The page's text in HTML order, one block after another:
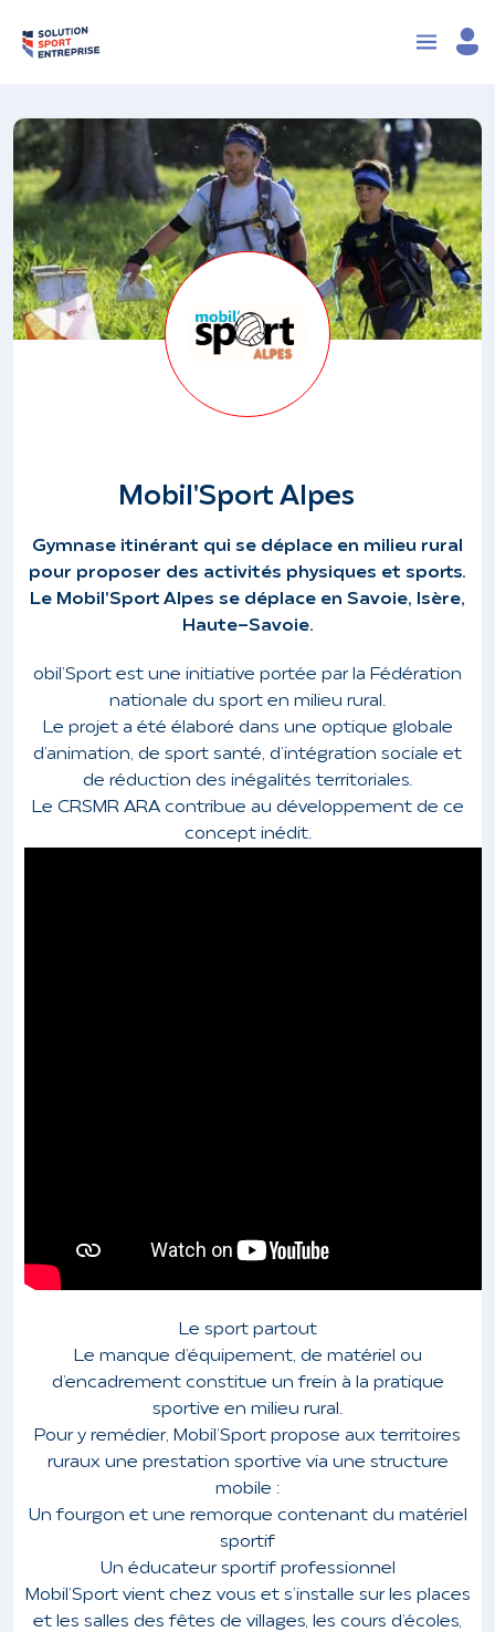
Mobil'Sport Alpes
Gymnase itinérant qui se déplace en milieu rural
pour proposer des activités physiques et sports.
Le Mobil'Sport Alpes se déplace en Savoie, Isère,
Haute-Savoie.
obil’Sport est une initiative portée par la Fédération
nationale du sport en milieu rural.
Le projet a été élaboré dans une optique globale
d’animation, de sport santé, d’intégration sociale et
de réduction des inégalités territoriales.
Le CRSMR ARA contribue au développement de ce
concept inédit.
Le sport partout
Le manque d’équipement, de matériel ou
d’encadrement constitue un frein à la pratique
sportive en milieu rural.
Pour y remédier, Mobil’Sport propose aux territoires
ruraux une prestation sportive via une structure
mobile :
Un fourgon et une remorque contenant du matériel
sportif
Un éducateur sportif professionnel
Mobil’Sport vient chez vous et s’installe sur les places
et les salles des fêtes de villages, les cours d’écoles,